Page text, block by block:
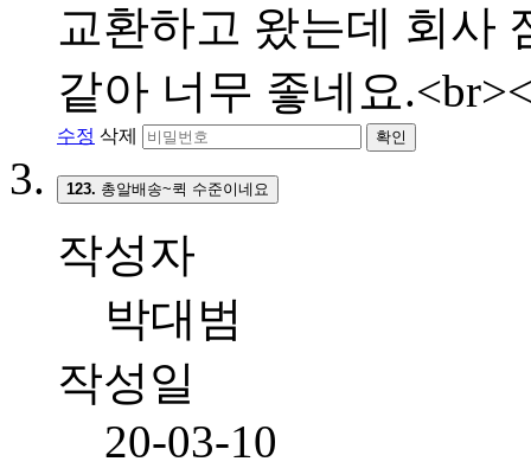
교환하고 왔는데 회사
같아 너무 좋네요
수정 삭제 확인
123. 총알배송~퀵 수준이네요
작성자
박대범
작성일
20-03-10